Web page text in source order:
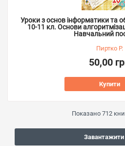
Уроки з основ інформатики та
10-11 кл. Основи
Навчальний
Пиртко Р.
50,00
Купити
Показано 712